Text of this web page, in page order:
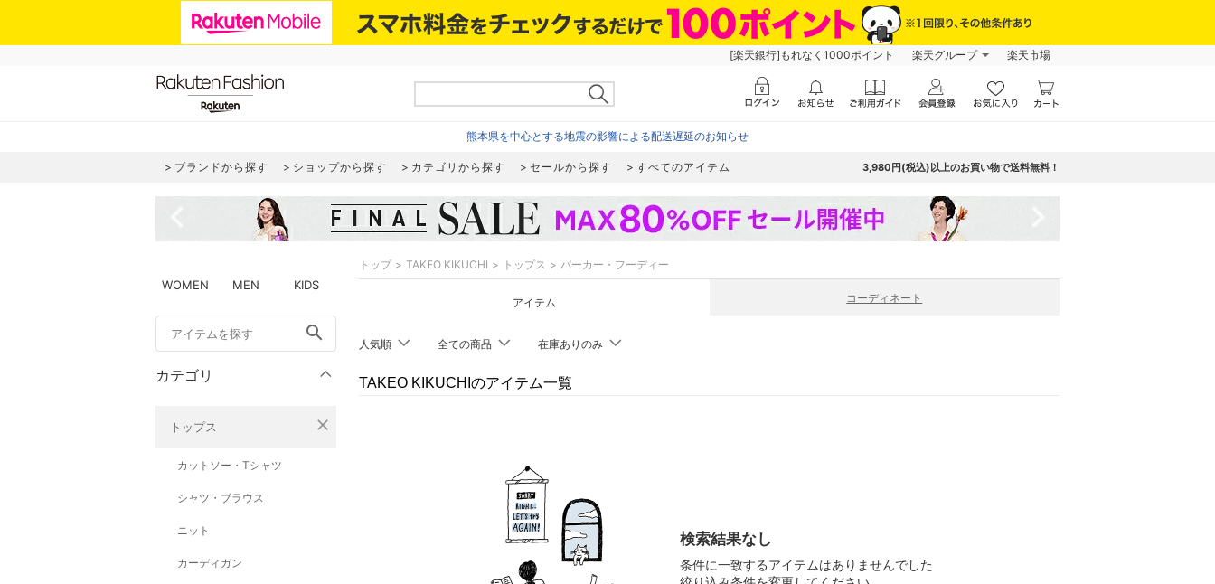
[楽天銀行]もれなく1000ポイント 楽天グループ 楽天市場
熊本県を中心とする地震の影響による配送遅延のお知らせ
ブランドから探す ショップから探す カテゴリから探す セールから探す すべてのアイテム 3,980円(税込)以上のお買い物で送料無料！
WOMEN MEN KIDS
search
カテゴリ
トップス close
カットソー・Tシャツ
シャツ・ブラウス
ニット
カーディガン
トップ TAKEO KIKUCHI トップス パーカー・フーディー
アイテム コーディネート
人気順 全ての商品 在庫ありのみ
TAKEO KIKUCHIのアイテム一覧
検索結果なし
条件に一致するアイテムはありませんでした